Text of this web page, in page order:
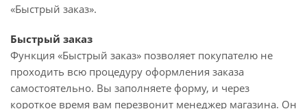
«Быстрый заказ».
Быстрый заказ
Функция «Быстрый заказ» позволяет покупателю не
проходить всю процедуру оформления заказа
самостоятельно. Вы заполняете форму, и через
короткое время вам перезвонит менеджер магазина. Он